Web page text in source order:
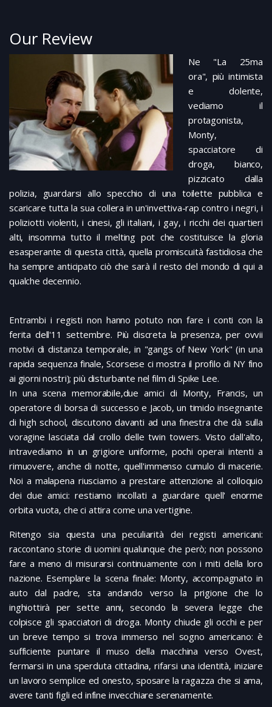
Our Review
Ne "La 25ma
ora", più intimista
e dolente,
vediamo il
protagonista,
Monty,
spacciatore di
droga, bianco,
pizzicato dalla
polizia, guardarsi allo specchio di una toilette pubblica e
scaricare tutta la sua collera in un'invettiva-rap contro i negri, i
poliziotti violenti, i cinesi, gli italiani, i gay, i ricchi dei quartieri
alti, insomma tutto il melting pot che costituisce la gloria
esasperante di questa città, quella promiscuità fastidiosa che
ha sempre anticipato ciò che sarà il resto del mondo di qui a
qualche decennio.
Entrambi i registi non hanno potuto non fare i conti con la
ferita dell'11 settembre. Più discreta la presenza, per ovvii
motivi di distanza temporale, in "gangs of New York" (in una
rapida sequenza finale, Scorsese ci mostra il profilo di NY fino
ai giorni nostri); più disturbante nel film di Spike Lee.
In una scena memorabile,due amici di Monty, Francis, un
operatore di borsa di successo e Jacob, un timido insegnante
di high school, discutono davanti ad una finestra che dà sulla
voragine lasciata dal crollo delle twin towers. Visto dall'alto,
intravediamo in un grigiore uniforme, pochi operai intenti a
rimuovere, anche di notte, quell'immenso cumulo di macerie.
Noi a malapena riusciamo a prestare attenzione al colloquio
dei due amici: restiamo incollati a guardare quell' enorme
orbita vuota, che ci attira come una vertigine.
Ritengo sia questa una peculiarità dei registi americani:
raccontano storie di uomini qualunque che però; non possono
fare a meno di misurarsi continuamente con i miti della loro
nazione. Esemplare la scena finale: Monty, accompagnato in
auto dal padre, sta andando verso la prigione che lo
inghiottirà per sette anni, secondo la severa legge che
colpisce gli spacciatori di droga. Monty chiude gli occhi e per
un breve tempo si trova immerso nel sogno americano: è
sufficiente puntare il muso della macchina verso Ovest,
fermarsi in una sperduta cittadina, rifarsi una identità, iniziare
un lavoro semplice ed onesto, sposare la ragazza che si ama,
avere tanti figli ed infine invecchiare serenamente.